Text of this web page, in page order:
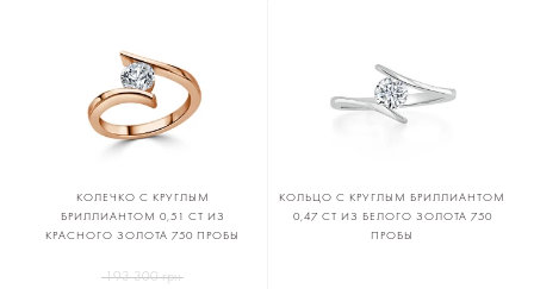
КОЛЕЧКО С КРУГЛЫМ
БРИЛЛИАНТОМ 0,51 CT ИЗ
КРАСНОГО ЗОЛОТА 750 ПРОБЫ
193 300 грн
КОЛЬЦО С КРУГЛЫМ БРИЛЛИАНТОМ
0,47 CT ИЗ БЕЛОГО ЗОЛОТА 750
ПРОБЫ